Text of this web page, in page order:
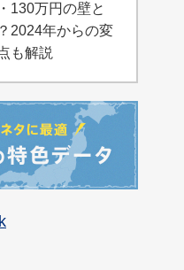
130万円の壁と
2024年からの変
も解説